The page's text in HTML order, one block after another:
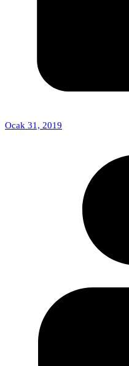
Ocak 31, 2019